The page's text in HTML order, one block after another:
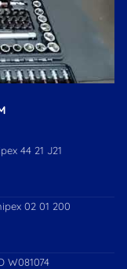
44 21 J21
02 01 200
W081074